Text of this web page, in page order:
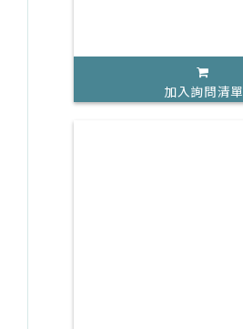
加入詢問清單